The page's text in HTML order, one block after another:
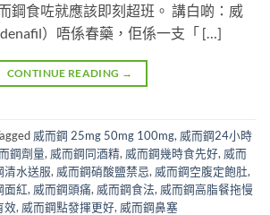
鋼食咗就應該即刻超班。 講白啲：威
）唔係春藥，佢係一支「 […]
CONTINUE READING →
威而鋼 25mg 50mg 100mg, 威而鋼24小時
鋼劑量, 威而鋼同酒精, 威而鋼幾時食先好, 威而
清水送服, 威而鋼硝酸鹽禁忌, 威而鋼空腹定飽肚,
面紅, 威而鋼頭痛, 威而鋼食法, 威而鋼高脂餐拖慢
效, 威而鋼點發揮更好, 威而鋼鼻塞